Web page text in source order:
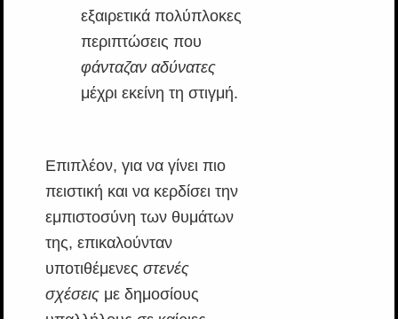
εξαιρετικά πολύπλοκες
περιπτώσεις που
φάνταζαν αδύνατες
μέχρι εκείνη τη στιγμή.
Επιπλέον, για να γίνει πιο
πειστική και να κερδίσει την
εμπιστοσύνη των θυμάτων
της, επικαλούνταν
υποτιθέμενες στενές
σχέσειςμε δημοσίους